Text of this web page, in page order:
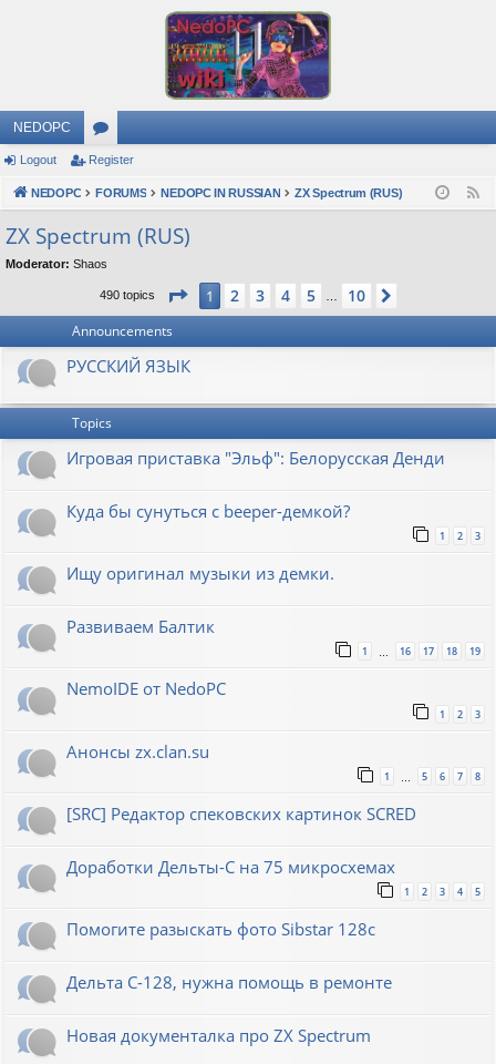
NEDOPC
or
u
s
Logout Register
NEDOPC FORUMS NEDOPC IN RUSSIAN ZX Spectrum (RUS)
ZX Spectrum (RUS)
Moderator: Shaos
490 topics Page 1of10
1 2 3 4 5 10
Announcements
РУССКИЙ ЯЗЫК
Topics
Игровая приставка "Эльф": Белорусская Денди
Куда бы сунуться с beeper-демкой?
1 2 3
Ищу оригинал музыки из демки.
Развиваем Балтик
1 … 16 17 18 19
NemoIDE от NedoPC
1 2 3
Анонсы zx.clan.su
1 5 6 7 8
[SRC] Редактор спековских картинок SCRED
Доработки Дельты-С на 75 микросхемах
1 2 3 4 5
Помогите разыскать фото Sibstar 128с
Дельта С-128, нужна помощь в ремонте
Новая документалка про ZX Spectrum